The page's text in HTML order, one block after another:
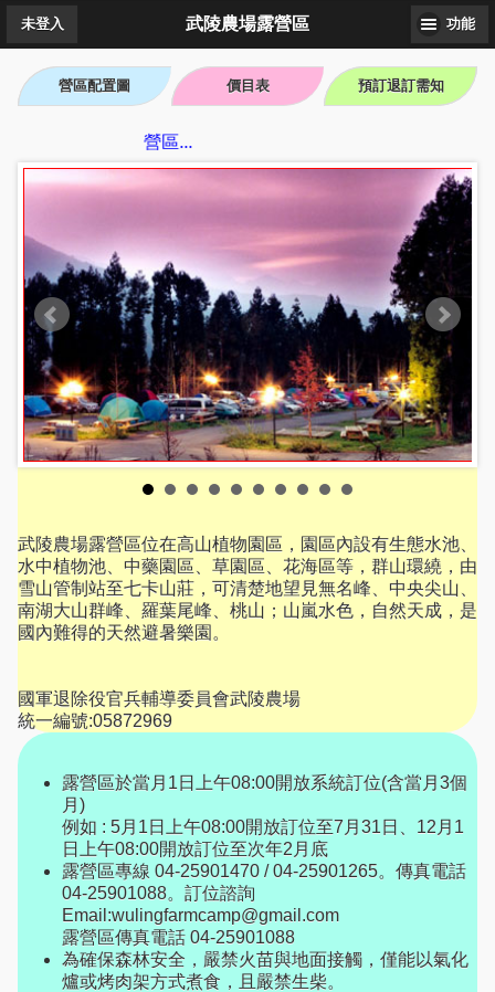
武陵農場露營區
未登入 功能
營區配置圖 價目表 預訂退訂需知
臨武陵農場露營區...
武陵農場露營區位在高山植物園區，園區內設有生態水池、
水中植物池、中藥園區、草園區、花海區等，群山環繞，由
雪山管制站至七卡山莊，可清楚地望見無名峰、中央尖山、
南湖大山群峰、羅葉尾峰、桃山；山嵐水色，自然天成，是
國內難得的天然避暑樂園。
國軍退除役官兵輔導委員會武陵農場
統一編號:05872969
露營區於當月1日上午08:00開放系統訂位(含當月3個
月)
例如 : 5月1日上午08:00開放訂位至7月31日、12月1
日上午08:00開放訂位至次年2月底
露營區專線 04-25901470 / 04-25901265。傳真電話
04-25901088。訂位諮詢
Email:wulingfarmcamp@gmail.com
露營區傳真電話 04-25901088
為確保森林安全，嚴禁火苗與地面接觸，僅能以氣化
爐或烤肉架方式煮食，且嚴禁生柴。